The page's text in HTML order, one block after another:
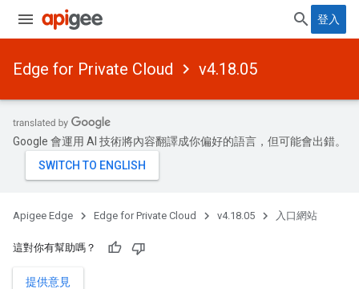
登入
Edge for Private Cloud v4.18.05
Google 會運用 AI 技術將內容翻譯成你偏好的語言，但可能會出錯。
Apigee Edge Edge for Private Cloud v4.18.05 入口網站
這對你有幫助嗎？
提供意見